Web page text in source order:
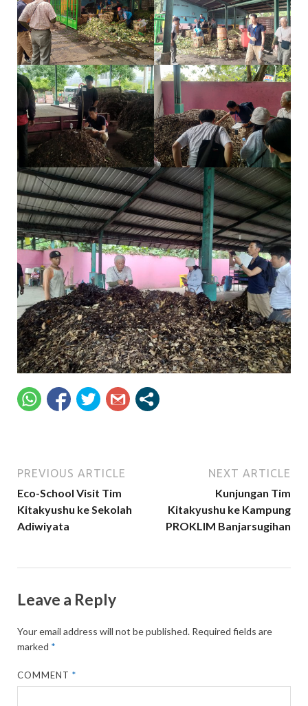
PREVIOUS ARTICLE
Eco-School Visit Tim
Kitakyushu ke Sekolah
Adiwiyata
NEXT ARTICLE
Kunjungan Tim
Kitakyushu ke Kampung
PROKLIM Banjarsugihan
Leave a Reply
Your email address will not be published. Required fields are
marked *
COMMENT*